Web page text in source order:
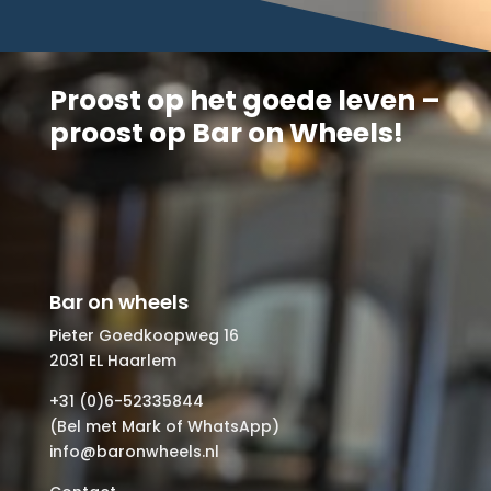
Proost op het goede leven –
proost op Bar on Wheels!
Bar on wheels
Pieter Goedkoopweg 16
2031 EL Haarlem
+31 (0)6-52335844
(Bel met Mark of WhatsApp)
info@baronwheels.nl